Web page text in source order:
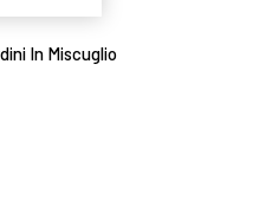
In Miscuglio